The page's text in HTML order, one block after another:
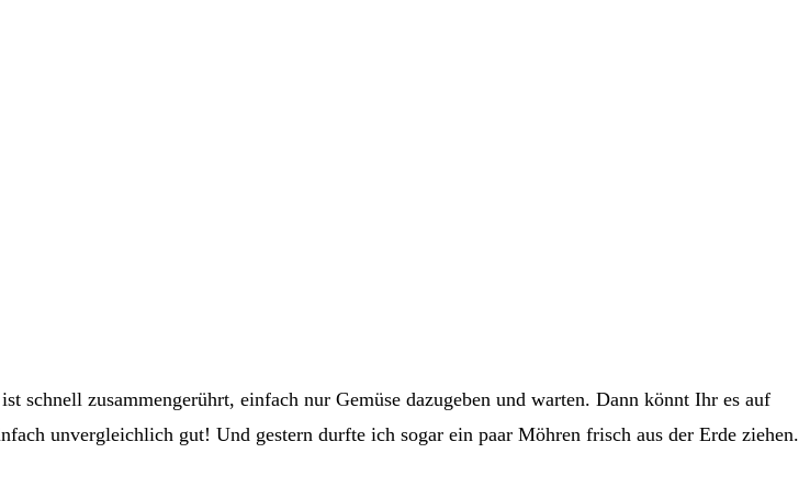
zusammengerührt, einfach nur Gemüse dazugeben und warten. Dann könnt Ihr es auf
unvergleichlich gut! Und gestern durfte ich sogar ein paar Möhren frisch aus der Erde ziehen.